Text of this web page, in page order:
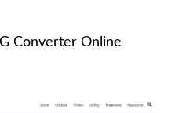
Converter Online